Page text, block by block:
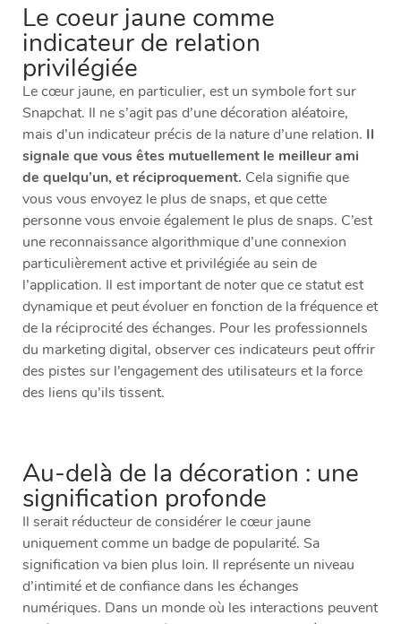
Le coeur jaune comme
indicateur de relation
privilégiée
Le cœur jaune, en particulier, est un symbole fort sur
Snapchat. Il ne s’agit pas d’une décoration aléatoire,
mais d’un indicateur précis de la nature d’une relation. Il
signale que vous êtes mutuellement le meilleur ami
de quelqu’un, et réciproquement. Cela signifie que
vous vous envoyez le plus de snaps, et que cette
personne vous envoie également le plus de snaps. C’est
une reconnaissance algorithmique d’une connexion
particulièrement active et privilégiée au sein de
l’application. Il est important de noter que ce statut est
dynamique et peut évoluer en fonction de la fréquence et
de la réciprocité des échanges. Pour les professionnels
du marketing digital, observer ces indicateurs peut offrir
des pistes sur l’engagement des utilisateurs et la force
des liens qu’ils tissent.
Au-delà de la décoration : une
signification profonde
Il serait réducteur de considérer le cœur jaune
uniquement comme un badge de popularité. Sa
signification va bien plus loin. Il représente un niveau
d’intimité et de confiance dans les échanges
numériques. Dans un monde où les interactions peuvent